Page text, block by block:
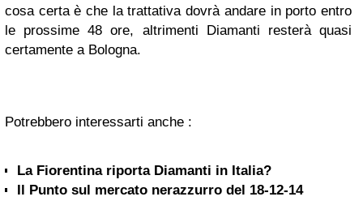
cosa certa è che la trattativa dovrà andare in porto entro
le prossime 48 ore, altrimenti Diamanti resterà quasi
certamente a Bologna.
Potrebbero interessarti anche :
La Fiorentina riporta Diamanti in Italia?
Il Punto sul mercato nerazzurro del 18-12-14